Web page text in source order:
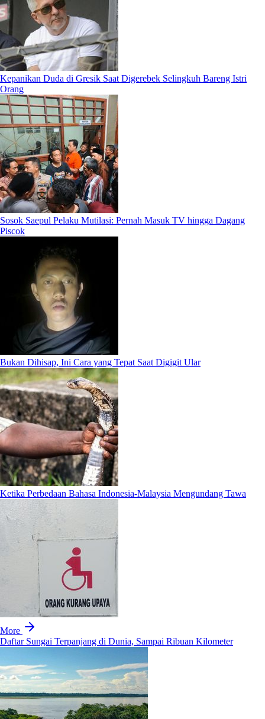
Kepanikan Duda di Gresik Saat Digerebek Selingkuh Bareng Istri
Orang
Sosok Saepul Pelaku Mutilasi: Pernah Masuk TV hingga Dagang
Piscok
Bukan Dihisap, Ini Cara yang Tepat Saat Digigit Ular
Ketika Perbedaan Bahasa Indonesia-Malaysia Mengundang Tawa
More
Daftar Sungai Terpanjang di Dunia, Sampai Ribuan Kilometer